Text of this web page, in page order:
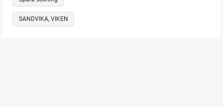
SANDVIKA, VIKEN